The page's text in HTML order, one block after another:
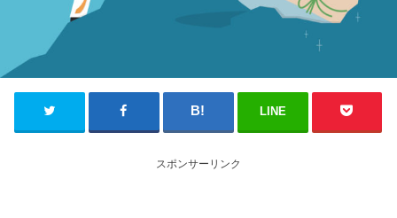
LINE
スポンサーリンク